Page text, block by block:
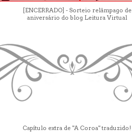
[ENCERRADO] - Sorteio relâmpago de
aniversário do blog Leitura Virtual
Capítulo extra de "A Coroa" traduzido!